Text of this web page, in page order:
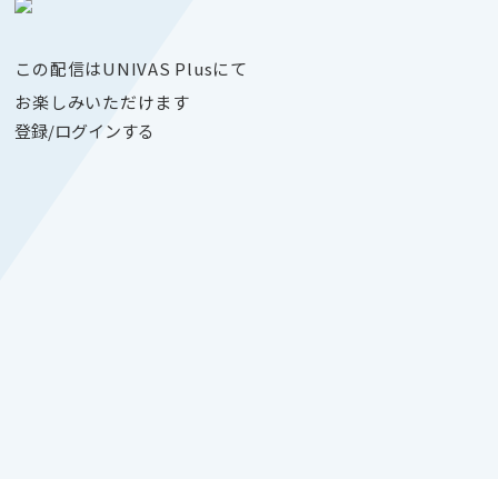
この配信はUNIVAS Plusにて
お楽しみいただけます
登録/ログインする